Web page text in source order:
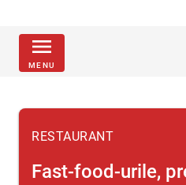
menu
MENU
RESTAURANT
Fast-food-urile,